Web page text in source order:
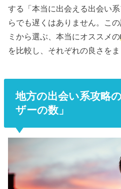
する「本当に出会える出会い
らでも遅くはありません。こ
ミから選ぶ、本当にオススメの
を比較し、それぞれの良さを
地方の出会い系攻略
ザーの数」